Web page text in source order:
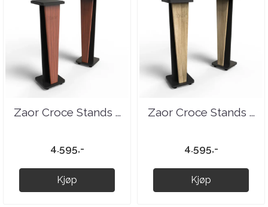
Zaor Croce Stands ...
4.595,-
Kjøp
Zaor Croce Stands ...
4.595,-
Kjøp